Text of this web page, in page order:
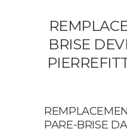
BRISE
PARE-BRISE